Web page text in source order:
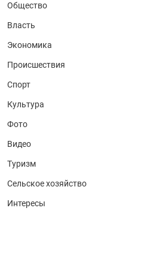
Общество
Власть
Экономика
Происшествия
Спорт
Культура
Фото
Видео
Туризм
Сельское хозяйство
Интересы